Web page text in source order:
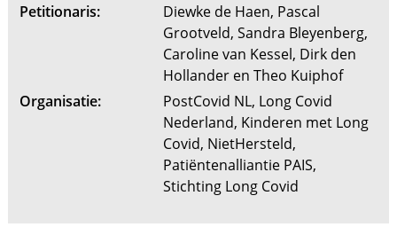
Petitionaris:
Diewke de Haen, Pascal
Grootveld, Sandra Bleyenberg,
Caroline van Kessel, Dirk den
Hollander en Theo Kuiphof
Organisatie:
PostCovid NL, Long Covid
Nederland, Kinderen met Long
Covid, NietHersteld,
Patiëntenalliantie PAIS,
Stichting Long Covid